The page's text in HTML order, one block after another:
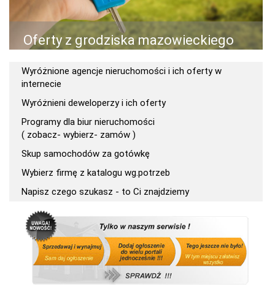
Oferty z grodziska mazowieckiego
Wyróżnione agencje nieruchomości i ich oferty w
internecie
Wyróżnieni deweloperzy i ich oferty
Programy dla biur nieruchomości
( zobacz- wybierz- zamów )
Skup samochodów za gotówkę
Wybierz firmę z katalogu wg.potrzeb
Napisz czego szukasz - to Ci znajdziemy